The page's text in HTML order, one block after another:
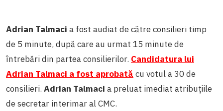
Adrian Talmaci a fost audiat de către consilieri timp
de 5 minute, după care au urmat 15 minute de
întrebări din partea consilierilor. Candidatura lui
Adrian Talmaci a fost aprobată cu votul a 30 de
consilieri. Adrian Talmaci a preluat imediat atribuțiile
de secretar interimar al CMC.